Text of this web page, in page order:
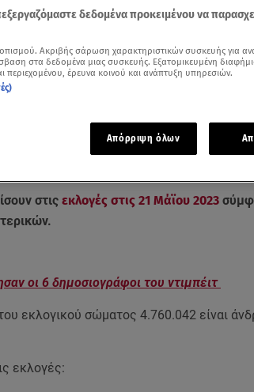
άρθρα μας στα αποτελέσματα αναζήτησης
ειδήσεων του Star (3/5/2023) για τη «μάχη» των
στις εκλογές στις 21 Μάϊου 2023
οι 6 δημοσιογράφοι του ντιμπέιτ
εκλογικού σώματος 4.760.042 είναι
εκλογές:
δεδομένα προκειμένου να
Ακριβής σάρωση χαρακτηριστικών συσκευής για
στα δεδομένα μιας συσκευής. Εξατομικευμένη
περιεχομένου, έρευνα κοινού και ανάπτυξη υπηρεσιών.
Απόρριψη όλων